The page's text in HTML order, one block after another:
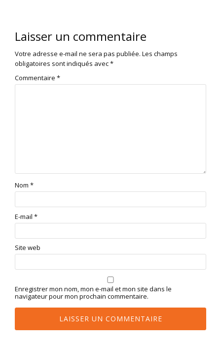
Laisser un commentaire
Votre adresse e-mail ne sera pas publiée. Les champs
obligatoires sont indiqués avec*
Commentaire *
Nom *
E-mail *
Site web
Enregistrer mon nom, mon e-mail et mon site dans le
navigateur pour mon prochain commentaire.